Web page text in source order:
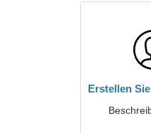
Erstellen